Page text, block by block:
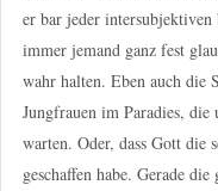
er bar jeder
immer jemand ganz fest
wahr halten. Eben auch die
Jungfrauen im Paradies,
warten. Oder, dass Gott die
geschaffen habe. Gerade